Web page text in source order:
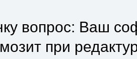
вопрос: Ваш
при